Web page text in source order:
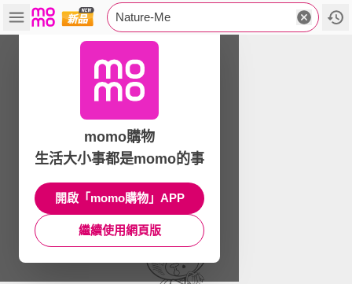
Nature-Me
momo購物
生活大小事都是momo的事
開啟「momo購物」APP
繼續使用網頁版